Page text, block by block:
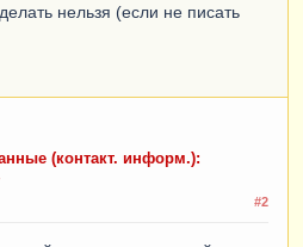
нельзя (если не писать
(контакт. информ.):
#2